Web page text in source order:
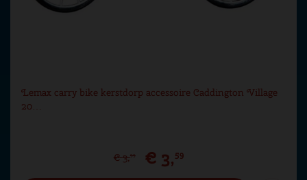
Lemax carry bike kerstdorp accessoire Caddington Village
20…
€ 3,99 € 3,59